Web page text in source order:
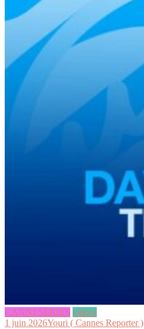
CANNESERIES videos
1 juin 2026Youri ( Cannes Reporter )